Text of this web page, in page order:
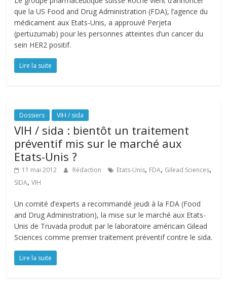
que la US Food and Drug Administration (FDA), l’agence du
médicament aux Etats-Unis, a approuvé Perjeta
(pertuzumab) pour les personnes atteintes d’un cancer du
sein HER2 positif.
Lire la suite
Dossiers VIH / sida
VIH / sida : bientôt un traitement
préventif mis sur le marché aux
Etats-Unis ?
11 mai 2012 Rédaction Etats-Unis, FDA, Gilead Sciences,
SIDA,VIH
Un comité d’experts a recommandé jeudi à la FDA (Food
and Drug Administration), la mise sur le marché aux Etats-
Unis de Truvada produit par le laboratoire américain Gilead
Sciences comme premier traitement préventif contre le sida.
Lire la suite